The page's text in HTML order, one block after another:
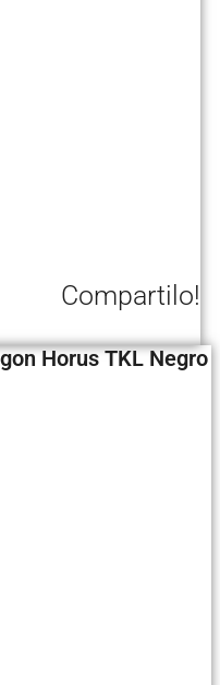
Compartilo!
Horus TKL Negro